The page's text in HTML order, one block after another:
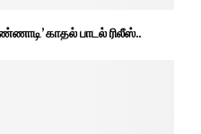
காதல் பாடல் ரிலீஸ்..